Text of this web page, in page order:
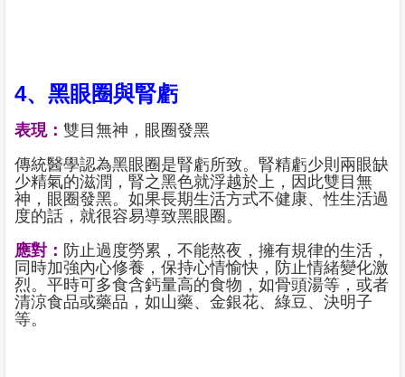
4、黑眼圈與腎虧
表現： 雙目無神，眼圈發黑
傳統醫學認為黑眼圈是腎虧所致。腎精虧少則兩眼缺
少精氣的滋潤，腎之黑色就浮越於上，因此雙目無
神，眼圈發黑。如果長期生活方式不健康、性生活過
度的話，就很容易導致黑眼圈。
應對： 防止過度勞累，不能熬夜，擁有規律的生活，
同時加強內心修養，保持心情愉快，防止情緒變化激
烈。平時可多食含鈣量高的食物，如骨頭湯等，或者
清涼食品或藥品，如山藥、金銀花、綠豆、決明子
等。